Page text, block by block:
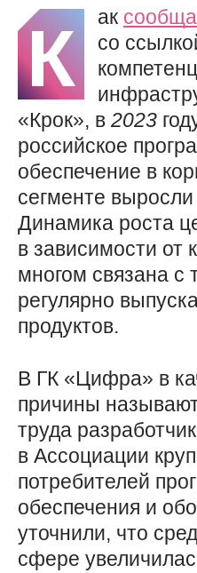
К ак
со
«Крок», в 2023
российское
обеспечение в
сегменте
Динамика роста
в зависимости от
многом связана с
регулярно
продуктов.
В ГК «Цифра» в
причины
труда
в Ассоциации
потребителей
обеспечения и
уточнили, что
сфере